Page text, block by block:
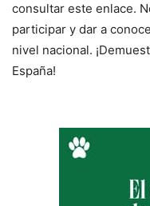
consultar este enlace.
participar y dar a
nivel nacional.
España!